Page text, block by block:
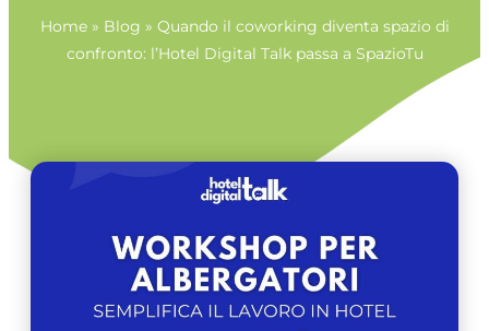
Home» Blog » Quando il coworking diventa spazio di
confronto: l’Hotel Digital Talk passa a SpazioTu